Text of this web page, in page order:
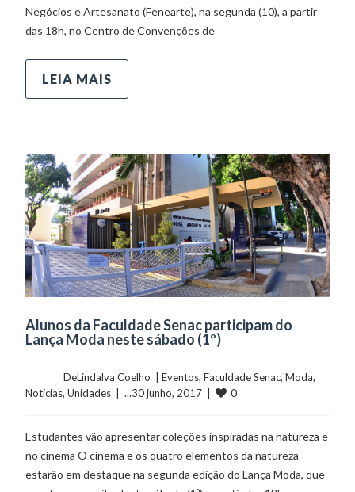
Negócios e Artesanato (Fenearte), na segunda (10), a partir
das 18h, no Centro de Convenções de
LEIA MAIS
Alunos da Faculdade Senac participam do
Lança Moda neste sábado (1º)
	    	DeLindalva Coelho  |
Eventos, Faculdade Senac, Moda
Notícias, Unidades
  |  ...30 junho, 2017  |
0
Estudantes vão apresentar coleções inspiradas na natureza e
no cinema O cinema e os quatro elementos da natureza
estarão em destaque na segunda edição do Lança Moda, que